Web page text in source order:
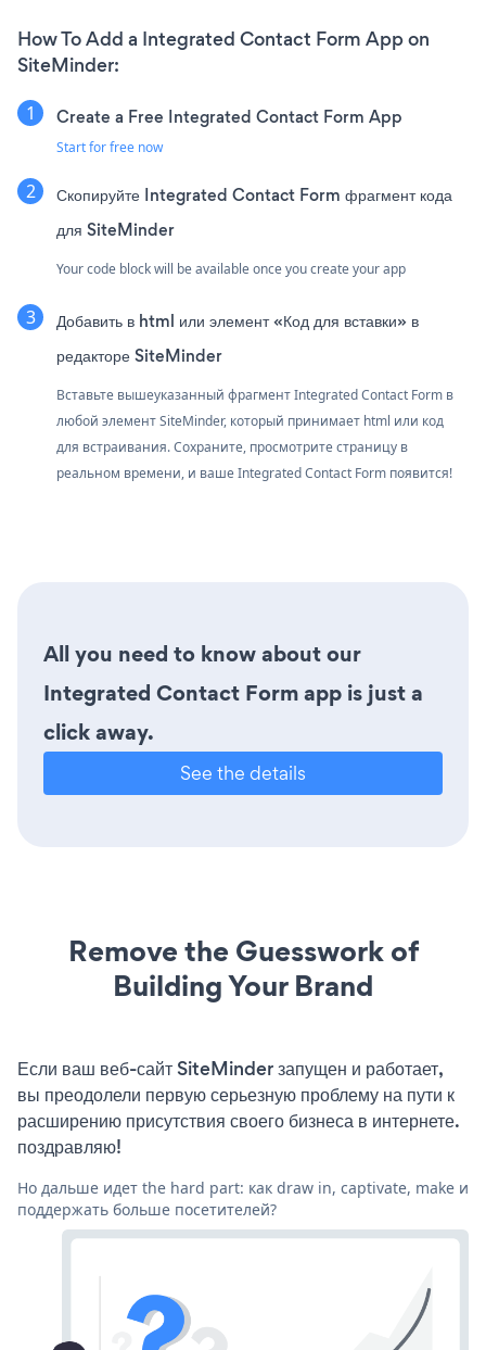
How To Add a Integrated Contact Form App on
SiteMinder:
Create a Free Integrated Contact Form App
Start for free now
Скопируйте Integrated Contact Form фрагмент кода
для SiteMinder
Your code block will be available once you create your app
Добавить в html или элемент «Код для вставки» в
редакторе SiteMinder
Вставьте вышеуказанный фрагмент Integrated Contact Form в
любой элемент SiteMinder, который принимает html или код
для встраивания. Сохраните, просмотрите страницу в
реальном времени, и ваше Integrated Contact Form появится!
All you need to know about our
Integrated Contact Form app is just a
click away.
See the details
Remove the Guesswork of
Building Your Brand
Если ваш веб-сайт SiteMinder запущен и работает,
вы преодолели первую серьезную проблему на пути к
расширению присутствия своего бизнеса в интернете.
поздравляю!
Но дальше идет the hard part: как draw in, captivate, make и
поддержать больше посетителей?